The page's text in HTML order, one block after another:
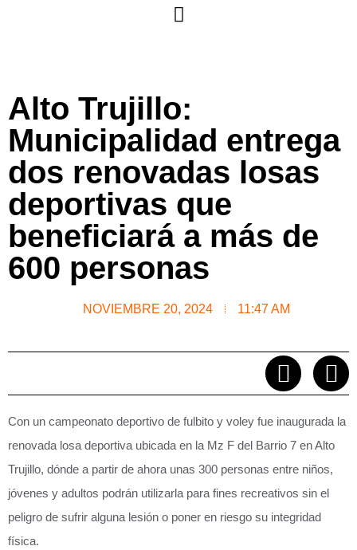
Alto Trujillo:
Municipalidad entrega
dos renovadas losas
deportivas que
beneficiará a más de
600 personas
NOVIEMBRE 20, 2024 11:47 AM
Con un campeonato deportivo de fulbito y voley fue inaugurada la
renovada losa deportiva ubicada en la Mz F del Barrio 7 en Alto
Trujillo, dónde a partir de ahora unas 300 personas entre niños,
jóvenes y adultos podrán utilizarla para fines recreativos sin el
peligro de sufrir alguna lesión o poner en riesgo su integridad
física.